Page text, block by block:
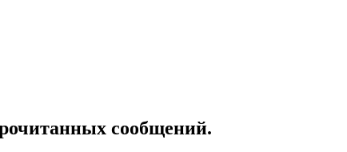
сообщений.